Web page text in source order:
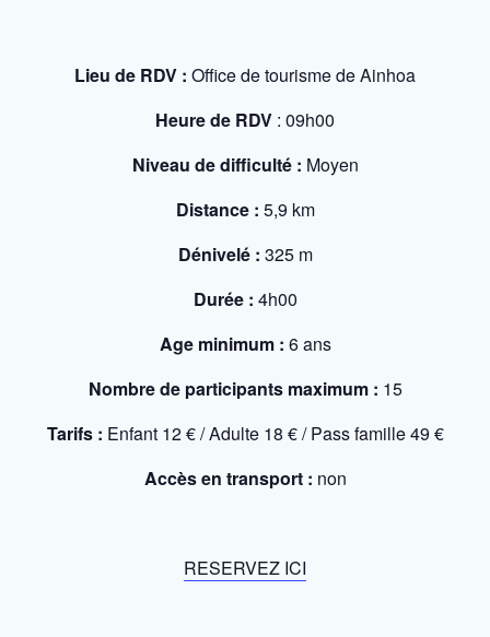
Lieu de RDV : Office de tourisme de Ainhoa
Heure de RDV : 09h00
Niveau de difficulté : Moyen
Distance : 5,9 km
Dénivelé : 325 m
Durée : 4h00
Age minimum : 6 ans
Nombre de participants maximum : 15
Tarifs : Enfant 12 € / Adulte 18 € / Pass famille 49 €
Accès en transport : non
RESERVEZ ICI